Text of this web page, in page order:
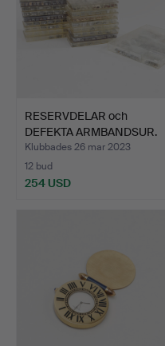
RESERVDELAR och
DEFEKTA ARMBANDSUR.
Klubbades 26 mar 2023
12 bud
254 USD